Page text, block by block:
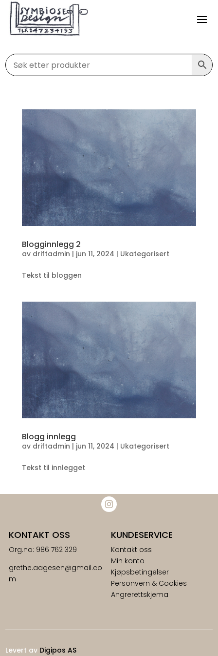
Blogginnlegg 2
av driftadmin | jun 11, 2024 | Ukategorisert
Tekst til bloggen
Blogg innlegg
av driftadmin | jun 11, 2024 | Ukategorisert
Tekst til innlegget
KONTAKT OSS
Org.no: 986 762 329
grethe.aagesen@gmail.co
m
KUNDESERVICE
Kontakt oss
Min konto
Kjøpsbetingelser
Personvern & Cookies
Angrerettskjema
Levert av Digipos AS